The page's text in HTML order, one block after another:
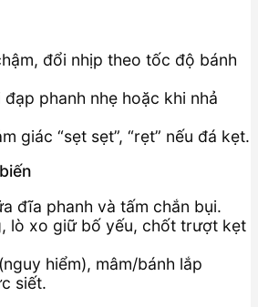
đổi nhịp theo tốc độ bánh
đạp phanh nhẹ hoặc khi nhả
giác “sẹt sẹt”, “rẹt” nếu đá kẹt.
đĩa phanh và tấm chắn bụi.
lò xo giữ bố yếu, chốt trượt kẹt
hiểm), mâm/bánh lắp
siết.